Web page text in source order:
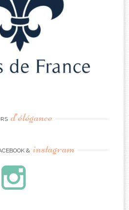
d’élégance
& instagram